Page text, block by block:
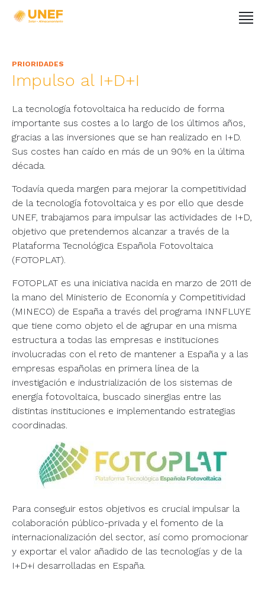
PRIORIDADES
Impulso al I+D+I
La tecnología fotovoltaica ha reducido de forma
importante sus costes a lo largo de los últimos años,
gracias a las inversiones que se han realizado en I+D.
Sus costes han caído en más de un 90% en la última
década.
Todavía queda margen para mejorar la competitividad
de la tecnología fotovoltaica y es por ello que desde
UNEF, trabajamos para impulsar las actividades de I+D,
objetivo que pretendemos alcanzar a través de la
Plataforma Tecnológica Española Fotovoltaica
(FOTOPLAT).
FOTOPLAT es una iniciativa nacida en marzo de 2011 de
la mano del Ministerio de Economía y Competitividad
(MINECO) de España a través del programa INNFLUYE
que tiene como objeto el de agrupar en una misma
estructura a todas las empresas e instituciones
involucradas con el reto de mantener a España y a las
empresas españolas en primera línea de la
investigación e industrialización de los sistemas de
energía fotovoltaica, buscado sinergias entre las
distintas instituciones e implementando estrategias
coordinadas.
Para conseguir estos objetivos es crucial impulsar la
colaboración público-privada y el fomento de la
internacionalización del sector, así como promocionar
y exportar el valor añadido de las tecnologías y de la
I+D+i desarrolladas en España.